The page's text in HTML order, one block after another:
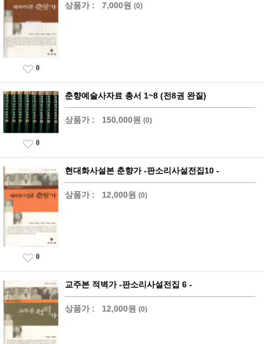
상품가 : 7,000원 (0)
0
춘향예술사자료 총서 1~8 (전8권 완질)
상품가 : 150,000원 (0)
0
현대화사설본 춘향가 -판소리사설전집10 -
상품가 : 12,000원 (0)
0
교주본 적벽가 -판소리사설전집 6 -
상품가 : 12,000원 (0)